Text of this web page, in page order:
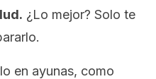
¿Lo mejor? Solo te
en ayunas, como